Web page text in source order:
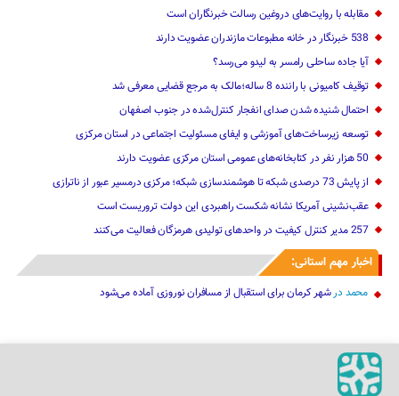
مقابله با روایت‌های دروغین رسالت خبرنگاران است
538 خبرنگار در خانه مطبوعات مازندران عضویت دارند
آیا جاده ساحلی رامسر به لیدو می‌رسد؟
توقیف کامیونی با راننده 8 ساله؛مالک به مرجع قضایی معرفی شد
احتمال شنیده شدن صدای انفجار کنترل‌شده در جنوب اصفهان
توسعه زیرساخت‌های آموزشی و ایفای مسئولیت اجتماعی در استان مرکزی
50 هزار نفر در کتابخانه‌های عمومی استان مرکزی عضویت دارند
از پایش 73 درصدی شبکه تا هوشمندسازی شبکه؛ مرکزی درمسیر عبور از ناترازی
عقب‌نشینی آمریکا نشانه شکست راهبردی این دولت تروریست است
257 مدیر کنترل کیفیت در واحدهای تولیدی هرمزگان فعالیت می‌کنند
اخبار مهم استانی:
محمد درشهر کرمان برای استقبال از مسافران نوروزی آماده می‌شود